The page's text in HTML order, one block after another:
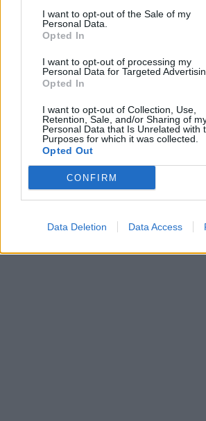
I want to opt-out of the Sale of my
Personal Data.
Opted In
I want to opt-out of processing my
Personal Data for Targeted
Opted In
I want to opt-out of Collection, Use,
Retention, Sale, and/or Sharing of
Personal Data that Is Unrelated with
Purposes for which it was collected.
Opted Out
CONFIRM
Data Deletion Data Access
In evidenza